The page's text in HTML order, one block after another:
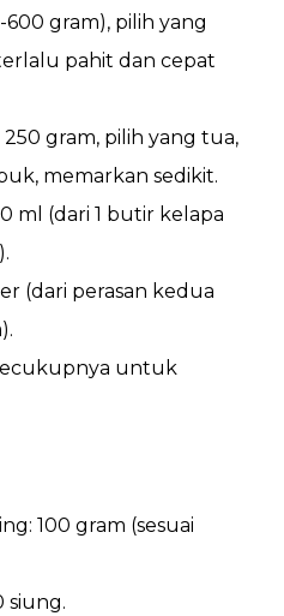
600 gram), pilih yang
pahit dan cepat
gram, pilih yang tua,
memarkan sedikit.
ml (dari 1 butir kelapa
(dari perasan kedua
untuk
100 gram (sesuai
siung.